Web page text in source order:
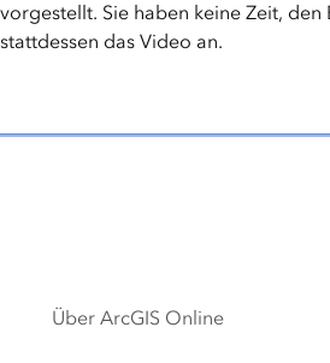
vorgestellt. Sie haben keine Zeit, den
stattdessen das Video an.
Über ArcGIS Online